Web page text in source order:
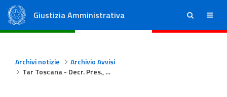
Giustizia Amministrativa ricerca menu
Archivi notizie
Archivio Avvisi
Tar Toscana - Decr. Pres., Sez. I, n. 10 del 2024 - Chiusura uffici 24 giugno 2024